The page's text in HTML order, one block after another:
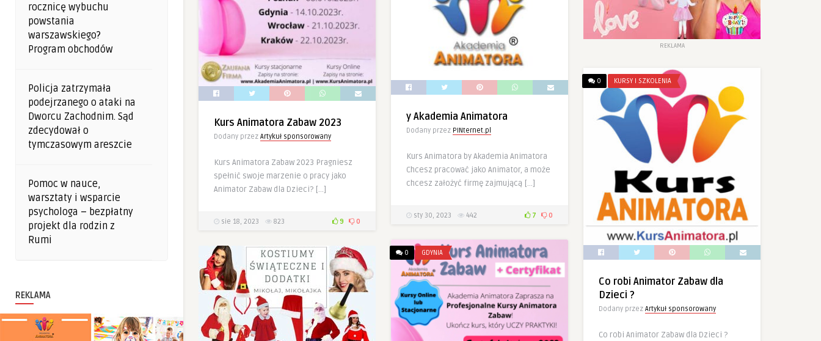
rocznicę wybuchu
powstania
warszawskiego?
Program obchodów
Policja zatrzymała
podejrzanego o ataki na
Dworcu Zachodnim. Sąd
zdecydował o
tymczasowym areszcie
Pomoc w nauce,
warsztaty i wsparcie
psychologa – bezpłatny
projekt dla rodzin z
Rumi
REKLAMA
Kurs Animatora Zabaw 2023
Dodany przez Artykuł sponsorowany
Kurs Animatora Zabaw 2023 Pragniesz
spełnić swoje marzenie o pracy jako
Animator Zabaw dla Dzieci? […]
sie 18, 2023 823 9 0
REKLAMA
y Akademia Animatora
Dodany przez PINternet.pl
Kurs Animatora by Akademia Animatora
Chcesz pracować jako Animator, a może
chcesz założyć firmę zajmującą […]
sty 30, 2023 442 7 0
0 KURSY I SZKOLENIA
Co robi Animator Zabaw dla
Dzieci ?
Dodany przez Artykuł sponsorowany
Co robi Animator Zabaw dla Dzieci ?
0 GDYNIA